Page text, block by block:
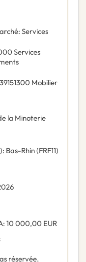
: Services
Services
39151300 Mobilier
la Minoterie
: Bas-Rhin(FRF11)
: 10 000,00 EUR
réservée.